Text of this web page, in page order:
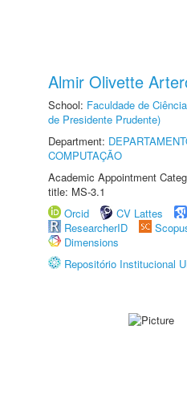
Almir Olivette
School: Faculdade de
de Presidente Prudente)
Department:
COMPUTAÇÃO
Academic Appointment
title: MS-3.1
Orcid
CV Lattes
ResearcherID
Dimensions
Repositório Institucional